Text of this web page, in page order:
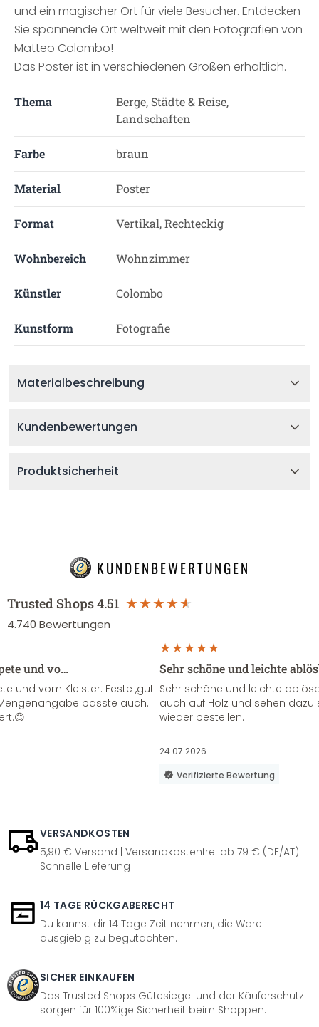
und ein magischer Ort für viele Besucher. Entdecken
Sie spannende Ort weltweit mit den Fotografien von
Matteo Colombo!
Das Poster ist in verschiedenen Größen erhältlich.
Thema
Berge, Städte & Reise,
Landschaften
Farbe braun
Material Poster
Format Vertikal, Rechteckig
Wohnbereich Wohnzimmer
Künstler Colombo
Kunstform Fotografie
Materialbeschreibung
Kundenbewertungen
Produktsicherheit
KUNDENBEWERTUNGEN
Trusted Shops4.51
4.740 Bewertungen
und vo…
und vom Kleister. Feste ,gut
passte auch.
Sehr schöne und leichte
Sehr schöne und leichte
auch auf Holz und sehen
wieder bestellen.
24.07.2026
Verifizierte Bewertung
VERSANDKOSTEN
5,90 € Versand | Versandkostenfrei ab 79 € (DE/AT) |
Schnelle Lieferung
14 TAGE RÜCKGABERECHT
Du kannst dir 14 Tage Zeit nehmen, die Ware
ausgiebig zu begutachten.
SICHER EINKAUFEN
Das Trusted Shops Gütesiegel und der Käuferschutz
sorgen für 100%ige Sicherheit beim Shoppen.